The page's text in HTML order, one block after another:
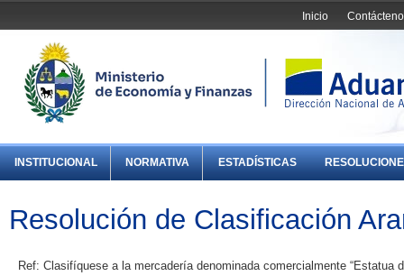
Inicio
INSTITUCIONAL NORMATIVA ESTADÍSTICAS
Resolución de Clasificación
Ref: Clasifíquese a la mercadería denominada comercialmente “Estatua